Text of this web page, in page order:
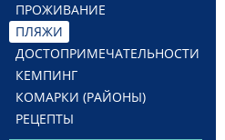
ПРОЖИВАНИЕ
ПЛЯЖИ
ДОСТОПРИМЕЧАТЕЛЬНОСТИ
КЕМПИНГ
КОМАРКИ (РАЙОНЫ)
РЕЦЕПТЫ